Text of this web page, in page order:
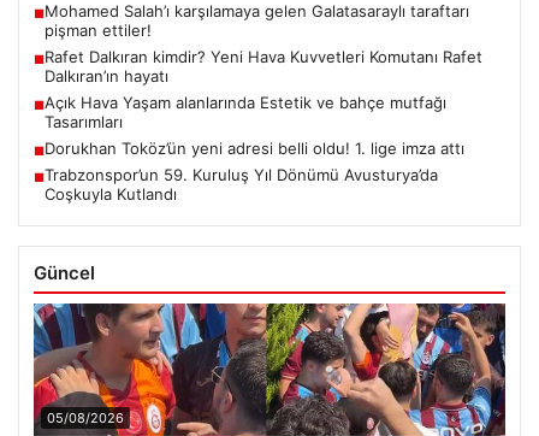
■Mohamed Salah’ı karşılamaya gelen Galatasaraylı taraftarı
pişman ettiler!
■Rafet Dalkıran kimdir? Yeni Hava Kuvvetleri Komutanı Rafet
Dalkıran’ın hayatı
■Açık Hava Yaşam alanlarında Estetik ve bahçe mutfağı
Tasarımları
■Dorukhan Toköz’ün yeni adresi belli oldu! 1. lige imza attı
■Trabzonspor’un 59. Kuruluş Yıl Dönümü Avusturya’da
Coşkuyla Kutlandı
Güncel
05/08/2026